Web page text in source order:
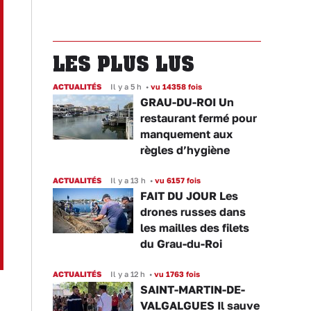
LES PLUS LUS
ACTUALITÉS Il y a 5 h • vu 14358 fois
GRAU-DU-ROI Un
restaurant fermé pour
manquement aux
règles d’hygiène
ACTUALITÉS Il y a 13 h • vu 6157 fois
FAIT DU JOUR Les
drones russes dans
les mailles des filets
du Grau-du-Roi
ACTUALITÉS Il y a 12 h • vu 1763 fois
SAINT-MARTIN-DE-
VALGALGUES Il sauve